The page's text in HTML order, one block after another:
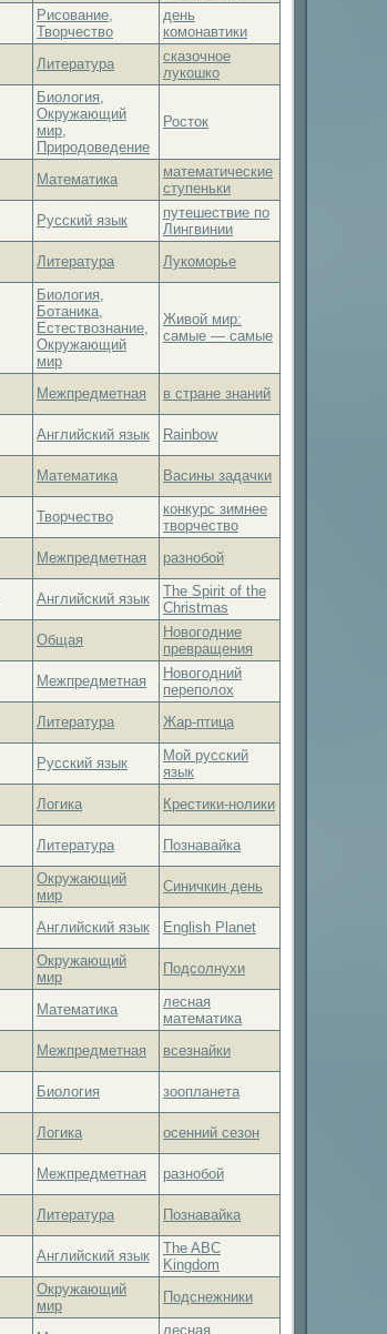
Рисование,
Творчество
день
комонавтики
Литература
сказочное
лукошко
Биология,
Окружающий
мир,
Природоведение
Росток
Математика
математические
ступеньки
Русский язык
путешествие по
Лингвинии
Литература Лукоморье
Биология,
Ботаника,
Естествознание,
Окружающий
мир
Живой мир:
самые — самые
Межпредметная
в стране знаний
Английский язык
Rainbow
Математика
Васины задачки
Творчество
конкурс зимнее
творчество
Межпредметная
разнобой
Английский язык
The Spirit of the
Christmas
Общая
Новогодние
превращения
Межпредметная
Новогодний
переполох
Литература
Жар-птица
Русский язык
Мой русский
язык
Логика
Крестики-нолики
Литература
Познавайка
Окружающий
мир
Синичкин день
Английский язык
English Planet
Окружающий
мир
Подсолнухи
Математика
лесная
математика
Межпредметная
всезнайки
Биология
зоопланета
Логика
осенний сезон
Межпредметная
разнобой
Литература
Познавайка
Английский язык
The ABC
Kingdom
Окружающий
мир
Подснежники
лесная